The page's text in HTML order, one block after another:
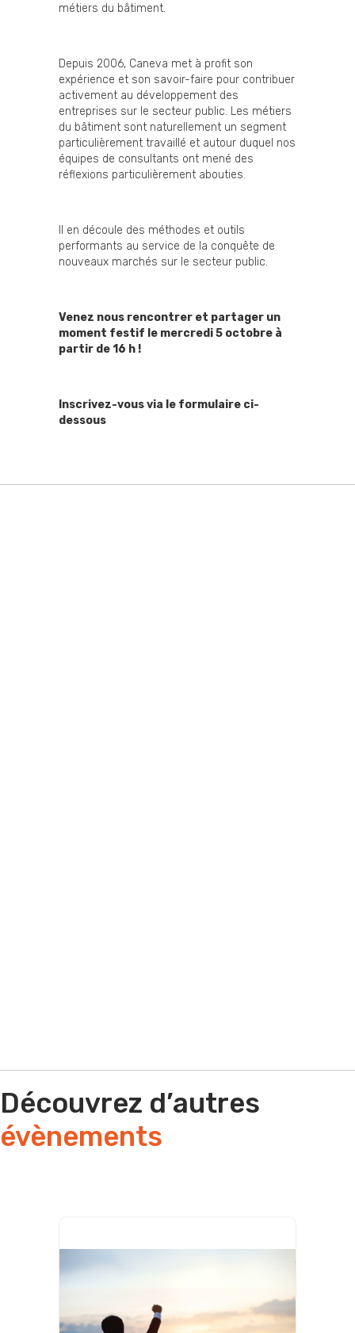
métiers du bâtiment.
Depuis 2006, Caneva met à profit son
expérience et son savoir-faire pour contribuer
activement au développement des
entreprises sur le secteur public. Les métiers
du bâtiment sont naturellement un segment
particulièrement travaillé et autour duquel nos
équipes de consultants ont mené des
réflexions particulièrement abouties.
Il en découle des méthodes et outils
performants au service de la conquête de
nouveaux marchés sur le secteur public.
Venez nous rencontrer et partager un
moment festif le mercredi 5 octobre à
partir de 16 h !
Inscrivez-vous via le formulaire ci-
dessous
Découvrez d’autres
évènements